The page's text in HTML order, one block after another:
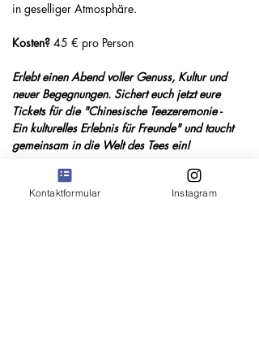
in geselliger Atmosphäre.
Kosten? 45 € pro Person
Erlebt einen Abend voller Genuss, Kultur und
neuer Begegnungen. Sichert euch jetzt eure
Tickets für die "Chinesische Teezeremonie -
Ein kulturelles Erlebnis für Freunde" und taucht
gemeinsam in die Welt des Tees ein!
***Achtung: das ist nur eine
unverbindliche Anmeldung und
Kontaktformular Instagram